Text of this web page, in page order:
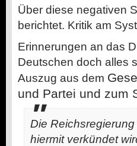
Über diese negativen
berichtet. Kritik am
Erinnerungen an das
Deutschen doch alles
Auszug aus dem
und Partei und zum
Die
hiermit verkündet